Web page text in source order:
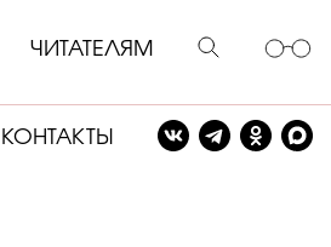
ЧИТАТЕЛЯМ
КОНТАКТЫ